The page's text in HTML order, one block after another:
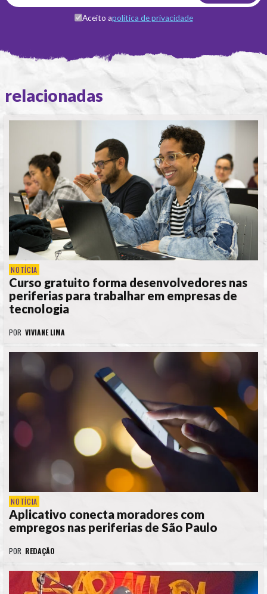
Aceito apolítica de privacidade
relacionadas
NOTÍCIA
Curso gratuito forma desenvolvedores nas
periferias para trabalhar em empresas de
tecnologia
POR VIVIANE LIMA
NOTÍCIA
Aplicativo conecta moradores com
empregos nas periferias de São Paulo
POR REDAÇÃO